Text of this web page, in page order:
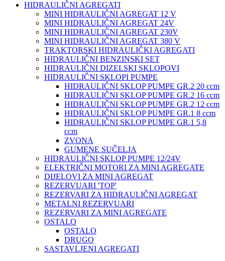
HIDRAULIČNI AGREGATI
MINI HIDRAULIČNI AGREGAT 12 V
MINI HIDRAULIČNI AGREGAT 24V
MINI HIDRAULIČNI AGREGAT 230V
MINI HIDRAULIČNI AGREGAT 380 V
TRAKTORSKI HIDRAULIČKI AGREGATI
HIDRAULIČNI BENZINSKI SET
HIDRAULIČNI DIZELSKI SKLOPOVI
HIDRAULIČNI SKLOPI PUMPE
HIDRAULIČNI SKLOP PUMPE GR.2 20 ccm
HIDRAULIČNI SKLOP PUMPE GR.2 16 ccm
HIDRAULIČNI SKLOP PUMPE GR.2 12 ccm
HIDRAULIČNI SKLOP PUMPE GR.1 8 ccm
HIDRAULIČNI SKLOP PUMPE GR.1 5,8
ccm
ZVONA
GUMENE SUČELJA
HIDRAULIČNI SKLOP PUMPE 12/24V
ELEKTRIČNI MOTORI ZA MINI AGREGATE
DIJELOVI ZA MINI AGREGAT
REZERVUARI 'TOP'
REZERVARI ZA HIDRAULIČNI AGREGAT
METALNI REZERVUARI
REZERVARI ZA MINI AGREGATE
OSTALO
OSTALO
DRUGO
SASTAVLJENI AGREGATI